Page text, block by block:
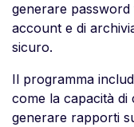
generare
account e di
sicuro.
Il programma
come la capacità di
generare rapporti